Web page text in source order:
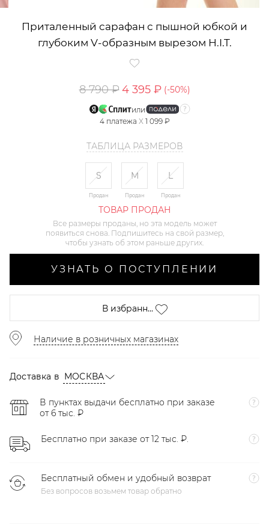
Приталенный сарафан с пышной юбкой и
глубоким V-образным вырезом H.I.T.
8 790 ₽ 4 395 ₽ (-50%)
или
4 платежа X 1 099 ₽
ТАБЛИЦА РАЗМЕРОВ
S
Продан
M
Продан
L
Продан
ТОВАР ПРОДАН
Все размеры проданы, но эта модель может
появиться снова. Подпишитесь на свой размер,
чтобы узнать об этом раньше других.
УЗНАТЬ О ПОСТУПЛЕНИИ
В избранн...
Наличие в розничных магазинах
Доставка в МОСКВА
В пунктах выдачи бесплатно при заказе
от 6 тыс. ₽
Бесплатно при заказе от 12 тыс. ₽.
Бесплатный обмен и удобный возврат
Без вопросов возьмем товар обратно